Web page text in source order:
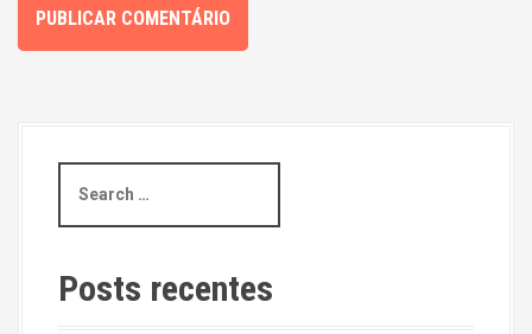
a
c
h
Posts recentes